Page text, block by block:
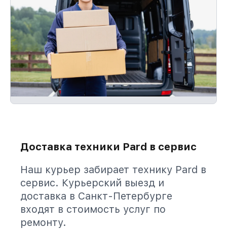
Доставка техники Pard в сервис
Наш курьер забирает технику Pard в
сервис. Курьерский выезд и
доставка в Санкт-Петербурге
входят в стоимость услуг по
ремонту.